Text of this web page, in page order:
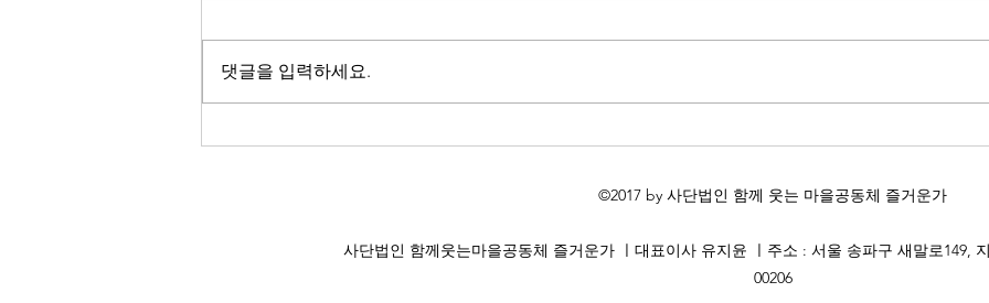
무지개빛이야기_2026 여름호
<단
댓글을 입력하세요.
©2017 by 사단법인 함께 웃는 마을공동체 즐거운가
사단법인 함께웃는마을공동체 즐거운가 ㅣ​대표이사 유지윤 ㅣ주소 : 서울 송파구 새말로149,
00206